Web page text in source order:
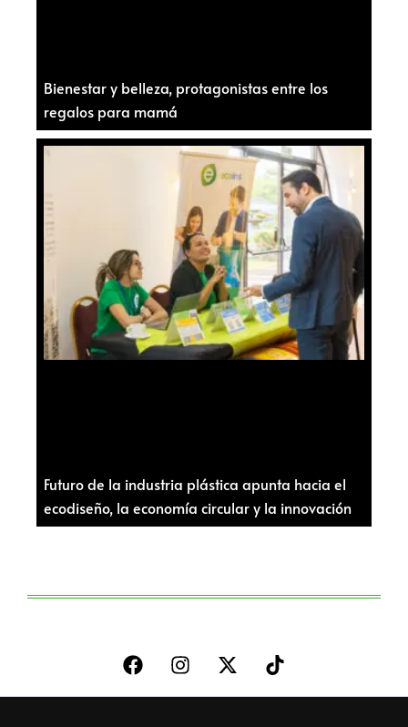
Bienestar y belleza, protagonistas entre los
regalos para mamá
Futuro de la industria plástica apunta hacia el
ecodiseño, la economía circular y la innovación